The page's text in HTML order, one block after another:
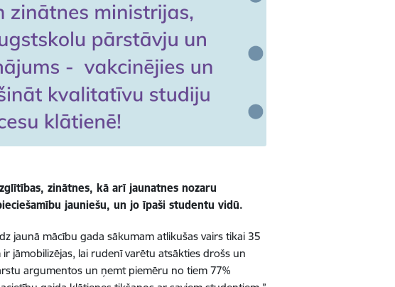
zinātnes, kā arī jaunatnes nozaru
jauniešu, un jo īpaši studentu vidū.
jaunā mācību gada sākumam atlikušas vairs tikai 35
jāmobilizējas, lai rudenī varētu atsākties drošs un
argumentos un ņemt piemēru no tiem 77%